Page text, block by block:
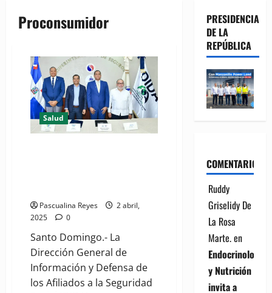
Proconsumidor
Salud
Pascualina Reyes
2 abril,
2025
0
Santo Domingo.- La
Dirección General de
Información y Defensa de
los Afiliados a la Seguridad
PRESIDENCIA
DE LA
REPÚBLICA
COMENTARIOS
Ruddy
Griselidy De
La Rosa
Marte.en
Endocrinología
y Nutrición
invita a